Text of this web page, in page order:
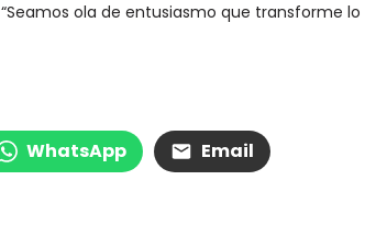
ola de entusiasmo que transforme lo
WhatsApp Email